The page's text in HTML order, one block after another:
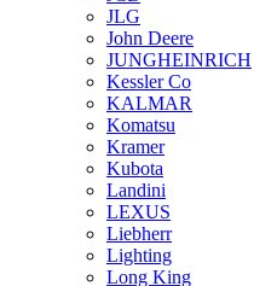
JLG
John Deere
JUNGHEINRICH
Kessler Co
KALMAR
Komatsu
Kramer
Kubota
Landini
LEXUS
Liebherr
Lighting
Long King